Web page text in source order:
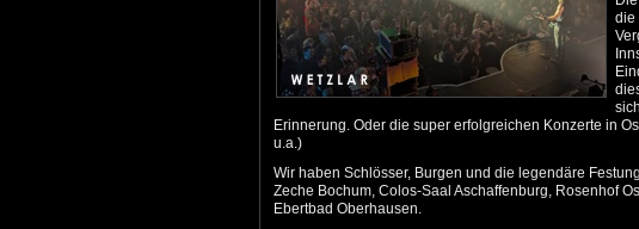
die
Erinnerung. Oder die super erfolgreichen Konzerte in
u.a.)
Wir haben Schlösser, Burgen und die legendäre
Zeche Bochum, Colos-Saal Aschaffenburg, Rosenhof
Ebertbad Oberhausen.